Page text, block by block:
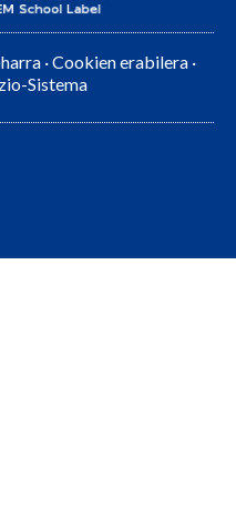
·Cookien erabilera ·
Sistema